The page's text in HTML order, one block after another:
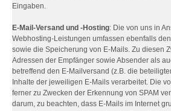
Eingaben.
E-Mail-Versand und -Hosting: Die von uns in
Webhosting-Leistungen umfassen ebenfalls
sowie die Speicherung von E-Mails. Zu diesen
Adressen der Empfänger sowie Absender als
betreffend den E-Mailversand (z.B. die
Inhalte der jeweiligen E-Mails verarbeitet. Die
ferner zu Zwecken der Erkennung von SPAM
darum, zu beachten, dass E-Mails im Internet